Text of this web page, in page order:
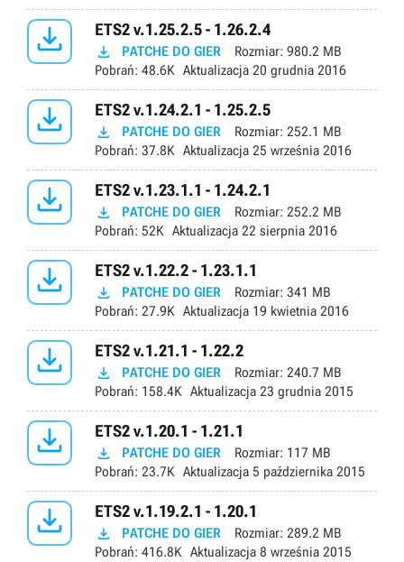
 ETS2 v.1.25.2.5 - 1.26.2.4
 PATCHE DO GIER Rozmiar: 980.2 MB
Pobrań: 48.6K Aktualizacja 20 grudnia 2016
 ETS2 v.1.24.2.1 - 1.25.2.5
 PATCHE DO GIER Rozmiar: 252.1 MB
Pobrań: 37.8K Aktualizacja 25 września 2016
 ETS2 v.1.23.1.1 - 1.24.2.1
 PATCHE DO GIER Rozmiar: 252.2 MB
Pobrań: 52K Aktualizacja 22 sierpnia 2016
 ETS2 v.1.22.2 - 1.23.1.1
 PATCHE DO GIER Rozmiar: 341 MB
Pobrań: 27.9K Aktualizacja 19 kwietnia 2016
 ETS2 v.1.21.1 - 1.22.2
 PATCHE DO GIER Rozmiar: 240.7 MB
Pobrań: 158.4K Aktualizacja 23 grudnia 2015
 ETS2 v.1.20.1 - 1.21.1
 PATCHE DO GIER Rozmiar: 117 MB
Pobrań: 23.7K Aktualizacja 5 października 2015
 ETS2 v.1.19.2.1 - 1.20.1
 PATCHE DO GIER Rozmiar: 289.2 MB
Pobrań: 416.8K Aktualizacja 8 września 2015